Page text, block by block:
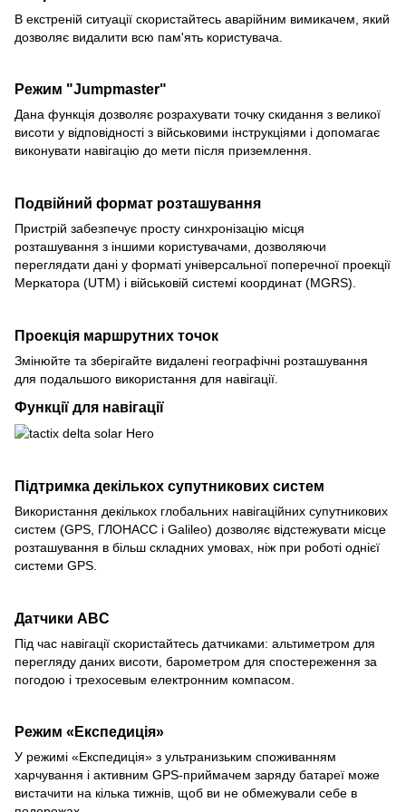
В екстреній ситуації скористайтесь аварійним вимикачем, який
дозволяє видалити всю пам'ять користувача.
Режим "Jumpmaster"
Дана функція дозволяє розрахувати точку скидання з великої
висоти у відповідності з військовими інструкціями і допомагає
виконувати навігацію до мети після приземлення.
Подвійний формат розташування
Пристрій забезпечує просту синхронізацію місця
розташування з іншими користувачами, дозволяючи
переглядати дані у форматі універсальної поперечної проекції
Меркатора (UTM) і військовій системі координат (MGRS).
Проекція маршрутних точок
Змінюйте та зберігайте видалені географічні розташування
для подальшого використання для навігації.
Функції для навігації
Підтримка декількох супутникових систем
Використання декількох глобальних навігаційних супутникових
систем (GPS, ГЛОНАСС і Galileo) дозволяє відстежувати місце
розташування в більш складних умовах, ніж при роботі однієї
системи GPS.
Датчики ABC
Під час навігації скористайтесь датчиками: альтиметром для
перегляду даних висоти, барометром для спостереження за
погодою і трехосевым електронним компасом.
Режим «Експедиція»
У режимі «Експедиція» з ультранизьким споживанням
харчування і активним GPS-приймачем заряду батареї може
вистачити на кілька тижнів, щоб ви не обмежували себе в